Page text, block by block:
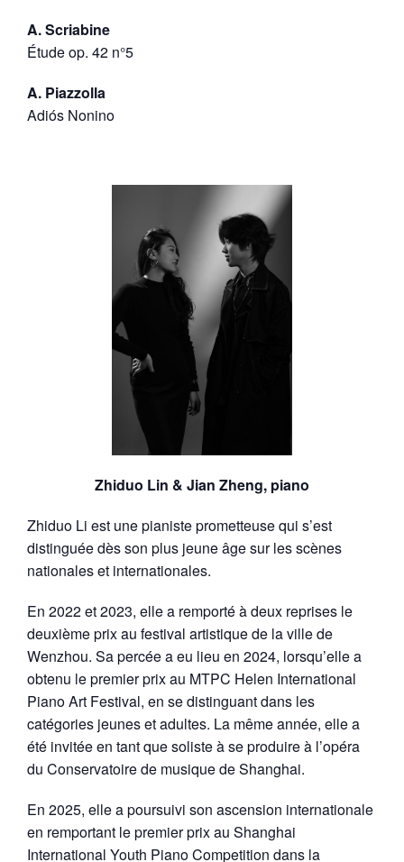
A. Scriabine
Étude op. 42 n°5
A. Piazzolla
Adiós Nonino
Zhiduo Lin & Jian Zheng, piano
Zhiduo Li est une pianiste prometteuse qui s’est
distinguée dès son plus jeune âge sur les scènes
nationales et internationales.
En 2022 et 2023, elle a remporté à deux reprises le
deuxième prix au festival artistique de la ville de
Wenzhou. Sa percée a eu lieu en 2024, lorsqu’elle a
obtenu le premier prix au MTPC Helen International
Piano Art Festival, en se distinguant dans les
catégories jeunes et adultes. La même année, elle a
été invitée en tant que soliste à se produire à l’opéra
du Conservatoire de musique de Shanghai.
En 2025, elle a poursuivi son ascension internationale
en remportant le premier prix au Shanghai
International Youth Piano Competition dans la